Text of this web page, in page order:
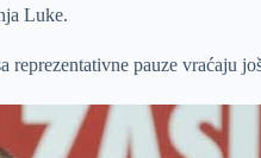
Luke.
reprezentativne pauze vraćaju